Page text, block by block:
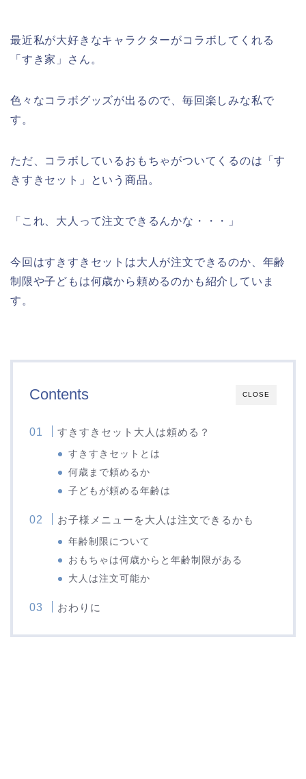
最近私が大好きなキャラクターがコラボしてくれる
「すき家」さん。
色々なコラボグッズが出るので、毎回楽しみな私で
す。
ただ、コラボしているおもちゃがついてくるのは「す
きすきセット」という商品。
「これ、大人って注文できるんかな・・・」
今回はすきすきセットは大人が注文できるのか、年齢
制限や子どもは何歳から頼めるのかも紹介していま
す。
CLOSE
Contents
すきすきセット大人は頼める？
すきすきセットとは
何歳まで頼めるか
子どもが頼める年齢は
お子様メニューを大人は注文できるかも
年齢制限について
おもちゃは何歳からと年齢制限がある
大人は注文可能か
おわりに